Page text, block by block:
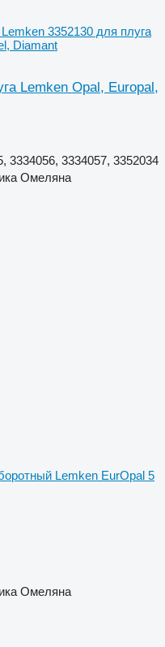
3352130 для плуга
Diamant
Lemken Opal, Europal,
3334056, 3334057, 3352034
Омеляна
Lemken EurOpal 5
Омеляна